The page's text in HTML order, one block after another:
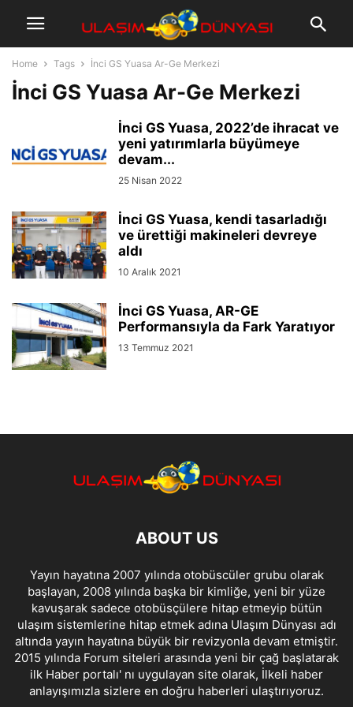
Home Tags İnci GS Yuasa Ar-Ge Merkezi
İnci GS Yuasa Ar-Ge Merkezi
İnci GS Yuasa, 2022’de ihracat ve
yeni yatırımlarla büyümeye
devam...
25 Nisan 2022
İnci GS Yuasa, kendi tasarladığı
ve ürettiği makineleri devreye
aldı
10 Aralık 2021
İnci GS Yuasa, AR-GE
Performansıyla da Fark Yaratıyor
13 Temmuz 2021
ABOUT US
Yayın hayatına 2007 yılında otobüscüler grubu olarak
başlayan, 2008 yılında başka bir kimliğe, yeni bir yüze
kavuşarak sadece otobüsçülere hitap etmeyip bütün
ulaşım sistemlerine hitap etmek adına Ulaşım Dünyası adı
altında yayın hayatına büyük bir revizyonla devam etmiştir.
2015 yılında Forum siteleri arasında yeni bir çağ başlatarak
ilk Haber portalı' nı uygulayan site olarak, İlkeli haber
anlayışımızla sizlere en doğru haberleri ulaştırıyoruz.